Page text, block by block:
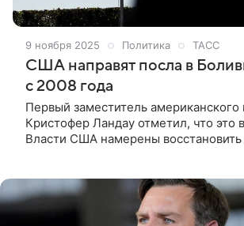
9 ноября 2025 Политика ТАСС
США направят посла в
с 2008 года
Первый заместитель американского
Кристофер Ландау отметил, что это
Власти США намерены
заместитель госсекретаря США
прибывший в Ла-Пас на
президента южноамериканской